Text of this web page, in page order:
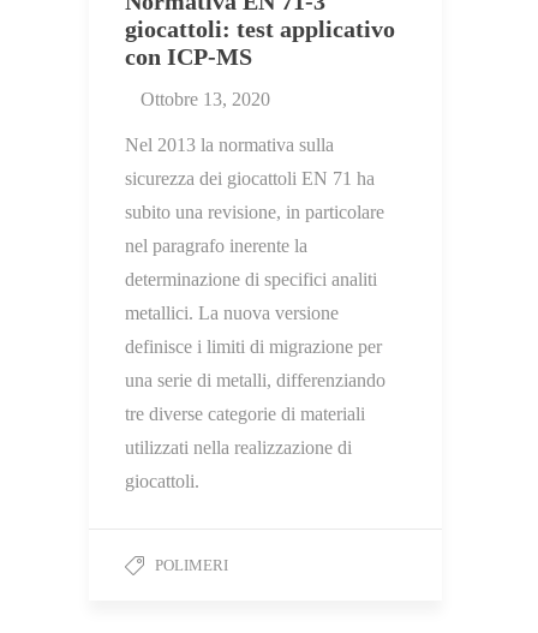
giocattoli: test applicativo
con ICP-MS
Ottobre 13, 2020
Nel 2013 la normativa sulla
sicurezza dei giocattoli EN 71 ha
subito una revisione, in particolare
nel paragrafo inerente la
determinazione di specifici analiti
metallici. La nuova versione
definisce i limiti di migrazione per
una serie di metalli, differenziando
tre diverse categorie di materiali
utilizzati nella realizzazione di
giocattoli.
POLIMERI